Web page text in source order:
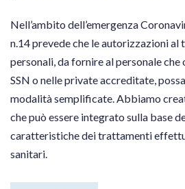
Nell’ambito dell’emergenza
n.14 prevede che le autorizzazioni
personali, da fornire al personale
SSN o nelle private accreditate,
modalità semplificate. Abbiamo
che può essere integrato sulla base
caratteristiche dei trattamenti
sanitari.